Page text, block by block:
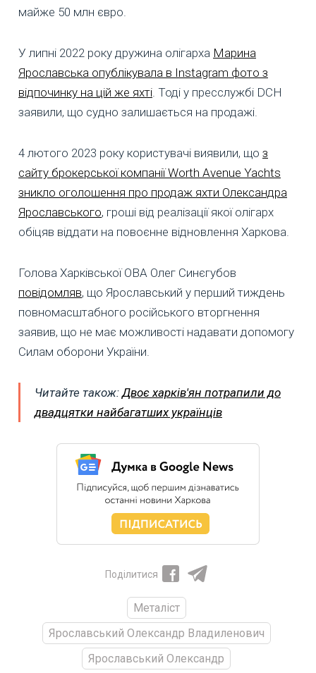
майже 50 млн євро.
У липні 2022 року дружина олігарха Марина
Ярославська опублікувала в Instagram фото з
відпочинку на цій же яхті . Тоді у пресслужбі DCH
заявили, що судно залишається на продажі.
4 лютого 2023 року користувачі виявили, що з
сайту брокерської компанії Worth Avenue Yachts
зникло оголошення про продаж яхти Олександра
Ярославського, гроші від реалізації якої олігарх
обіцяв віддати на повоєнне відновлення Харкова.
Голова Харківської ОВА Олег Синєгубов
повідомляв, що Ярославський у перший тиждень
повномасштабного російського вторгнення
заявив, що не має можливості надавати допомогу
Силам оборони України.
Читайте також: Двоє харків'ян потрапили до
двадцятки найбагатших українців
Поділитися
Металіст
Ярославський Олександр Владиленович
Ярославський Олександр